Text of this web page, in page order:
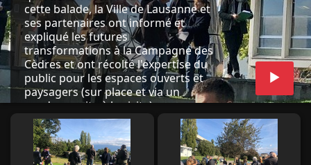
cette balade, la Ville de Lausanne et
ses partenaires ont informé et
expliqué les futures
transformations à la Campagne des
Cèdres et ont récolté l'expertise du
public pour les espaces ouverts et
paysagers (sur place et via un
sondage suite à la visite).